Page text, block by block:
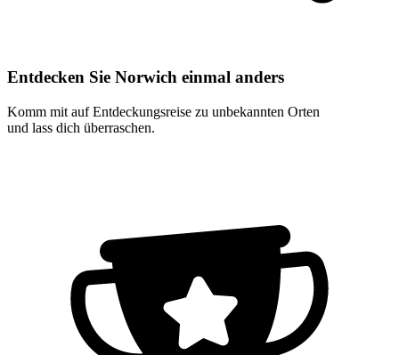
Entdecken Sie Norwich einmal anders
Komm mit auf Entdeckungsreise zu unbekannten Orten
und lass dich überraschen.